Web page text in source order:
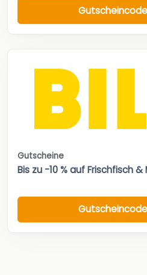
Gutscheine
Bis zu -10 % auf Frischfisch